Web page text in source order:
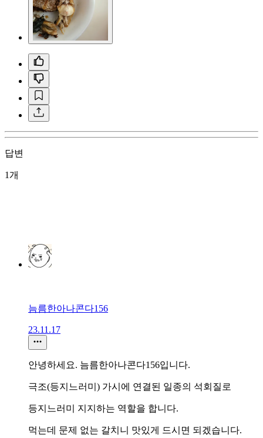
답변
1개
늠름한아나콘다156
23.11.17
안녕하세요. 늠름한아나콘다156입니다.
극조(등지느러미) 가시에 연결된 일종의 석회질로
등지느러미 지지하는 역할을 합니다.
먹는데 문제 없는 갈치니 맛있게 드시면 되겠습니다.